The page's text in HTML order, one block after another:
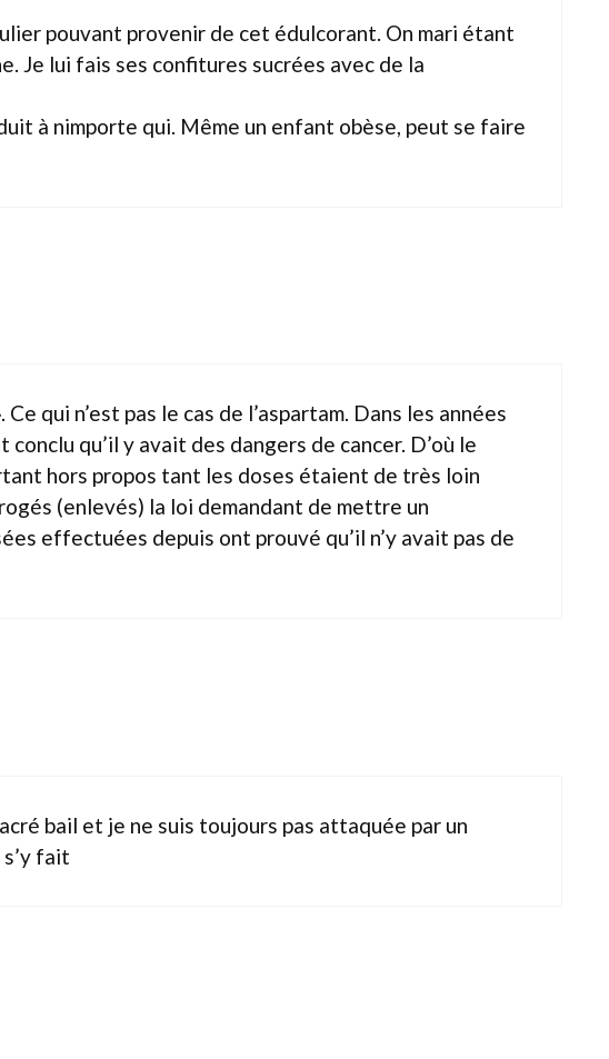
pouvant provenir de cet édulcorant. On mari étant
Je lui fais ses confitures sucrées avec de la
à nimporte qui. Même un enfant obèse, peut se faire
qui n’est pas le cas de l’aspartam. Dans les années
qu’il y avait des dangers de cancer. D’où le
hors propos tant les doses étaient de très loin
(enlevés) la loi demandant de mettre un
effectuées depuis ont prouvé qu’il n’y avait pas de
bail et je ne suis toujours pas attaquée par un
fait